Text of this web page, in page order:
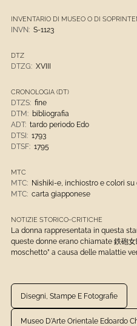
INVENTARIO DI MUSEO O DI
INVN: S-1123
DTZ
DTZG: XVIII
CRONOLOGIA (DT)
DTZS: fine
DTM: bibliografia
ADT: tardo periodo Edo
DTSI: 1793
DTSF: 1795
MTC
MTC: Nishiki-e, inchiostro e colori
MTC: carta giapponese
NOTIZIE STORICO-CRITICHE
La donna rappresentata in questa
queste donne erano chiamate 鉄砲
moschetto” a causa delle malattie
Disegni, Stampe E Fotografie
Museo D'Arte Orientale Edoardo